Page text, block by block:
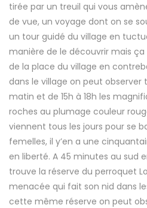
tirée par un treuil qui vous
de vue, un voyage dont on se
un tour guidé du village en
manière de le découvrir mais
de la place du village en
dans le village on peut observer
matin et de 15h à 18h les
roches au plumage couleur
viennent tous les jours pour se
femelles, il y’en a une
en liberté. A 45 minutes au sud
trouve la réserve du perroquet
menacée qui fait son nid dans
cette même réserve on peut